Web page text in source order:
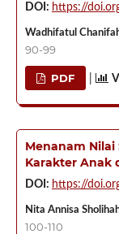
DOI: https://
Wadhifatul
90-99
PDF
Menanam Nilai
Karakter Anak
DOI: https://
Nita Annisa
100-110